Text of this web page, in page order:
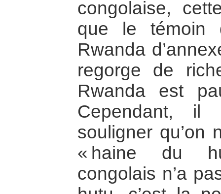
congolaise,
que le témoin
Rwanda
regorge de
Rwanda est
Cependant, il
souligner qu’on
« haine du
congolais n’a